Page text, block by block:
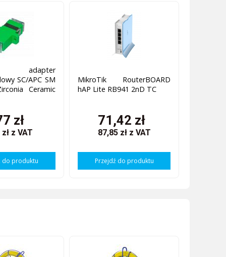
adapter
SC/APC SM
Ceramic
zł
z VAT
do produktu
MikroTik RouterBOARD
hAP Lite RB941 2nD TC
71,42 zł
87,85 zł z VAT
Przejdź do produktu